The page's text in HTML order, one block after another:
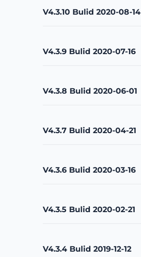
V4.3.10 Bulid 2020-08-14
V4.3.9 Bulid 2020-07-16
V4.3.8 Bulid 2020-06-01
V4.3.7 Bulid 2020-04-21
V4.3.6 Bulid 2020-03-16
V4.3.5 Bulid 2020-02-21
V4.3.4 Bulid 2019-12-12